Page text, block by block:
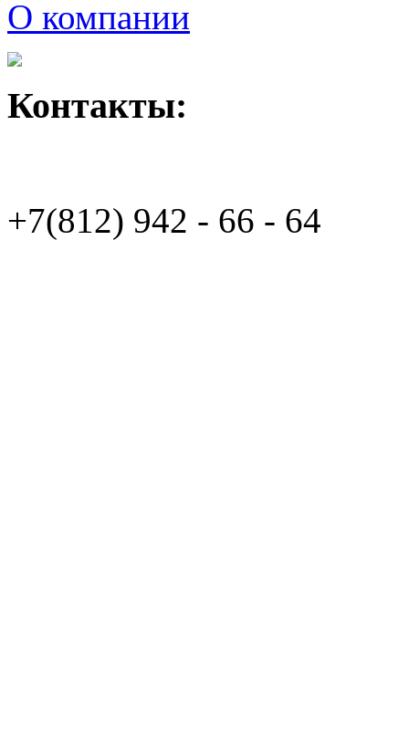
О компании
Контакты:
+7(812) 942 - 66 - 64